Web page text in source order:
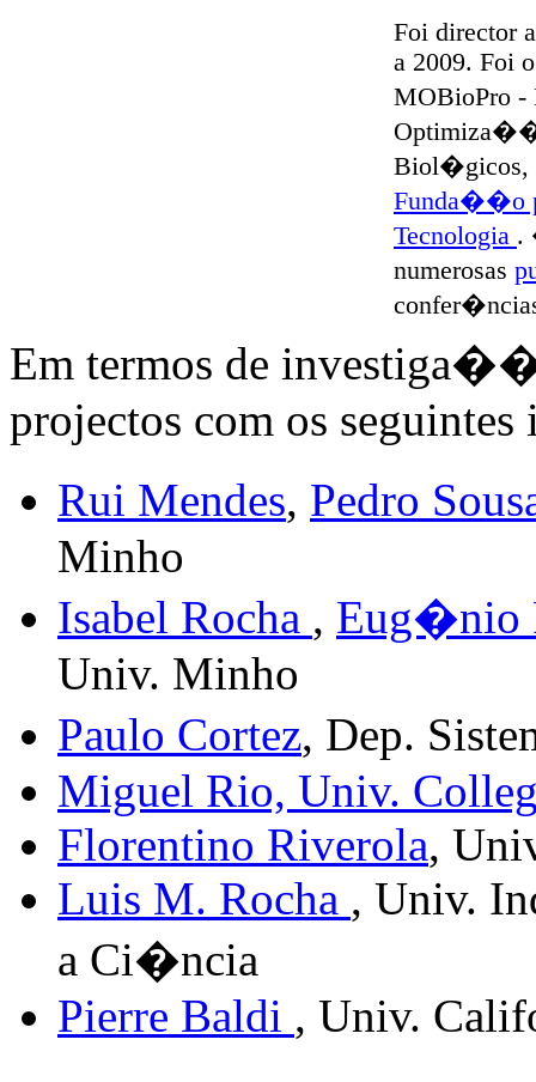
Foi director
a 2009. Foi
MOBioPro
Biol�gicos,
Funda��o
Tecnologia .
numerosas
Em termos de
projectos com os
Rui Mendes, Pedro
Minho
Isabel Rocha , Eug�nio
Univ. Minho
Paulo Cortez, Dep.
Miguel Rio, Univ.
Florentino Riverola,
Luis M. Rocha , Univ.
a Ci�ncia
Pierre Baldi , Univ.